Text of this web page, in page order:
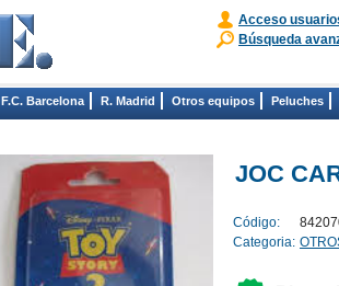
Acceso
Búsqueda
F.C. Barcelona R. Madrid Otros equipos Peluches
JOC
Código:
Categoria: